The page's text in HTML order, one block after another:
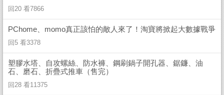
回20 看7866
PChome、momo真正該怕的敵人來了！淘寶將掀起大數據戰爭
回5 看3378
塑膠水塔、自攻螺絲、防水褲、鋼刷鍋子開孔器、鋸鐮、油
石、磨石、折疊式推車（售完）
回28 看11375